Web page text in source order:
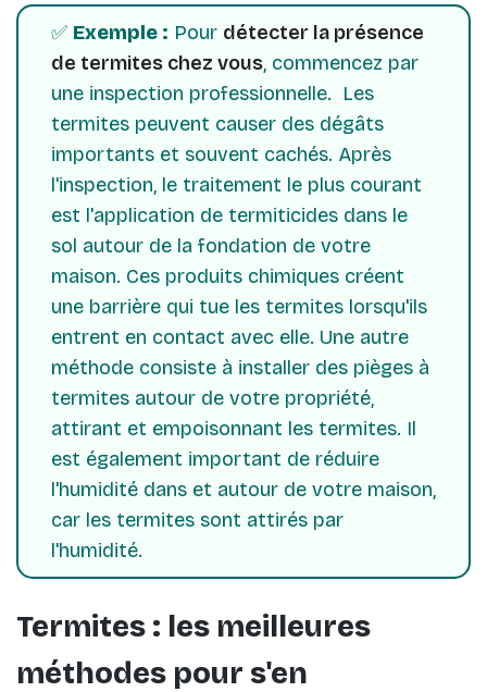
✅ Exemple : Pour détecter la présence
de termites chez vous, commencez par
une inspection professionnelle. Les
termites peuvent causer des dégâts
importants et souvent cachés. Après
l'inspection, le traitement le plus courant
est l'application de termiticides dans le
sol autour de la fondation de votre
maison. Ces produits chimiques créent
une barrière qui tue les termites lorsqu'ils
entrent en contact avec elle. Une autre
méthode consiste à installer des pièges à
termites autour de votre propriété,
attirant et empoisonnant les termites. Il
est également important de réduire
l'humidité dans et autour de votre maison,
car les termites sont attirés par
l'humidité.
Termites : les meilleures
méthodes pour s'en